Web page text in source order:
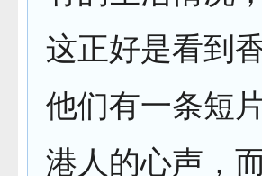
这正好是看到
他们有一条短
港人的心声，